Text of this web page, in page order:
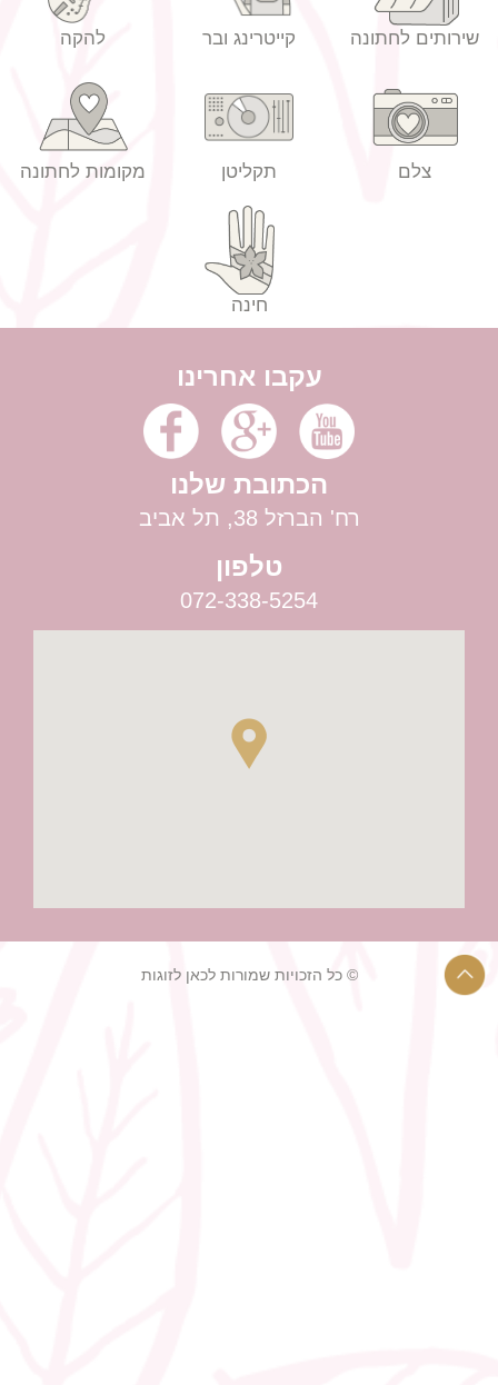
הזמנות לחתונה מחירים
בר לאירועים
שירותים לחתונה קייטרינג ובר להקה
צלם תקליטן מקומות לחתונה
חינה
עקבו אחרינו
הכתובת שלנו
רח' הברזל 38, תל אביב
טלפון
072-338-5254
© כל הזכויות שמורות לכאן לזוגות